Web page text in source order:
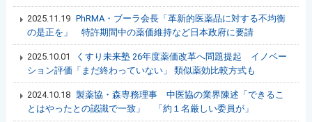
2025.11.19 PhRMA・ブーラ会長「革新的医薬品に対する不均衡
の是正を」 特許期間中の薬価維持など日本政府に要請
2025.10.01
くすり未来塾 26年度薬価改革へ問題提起 イノベー
ション評価「まだ終わっていない」 類似薬効比較方式も
2024.10.18 製薬協・森専務理事 中医協の業界陳述「できるこ
とはやったとの認識で一致」 「約１名厳しい委員が」